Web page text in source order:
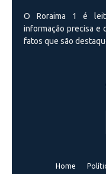
O Roraima 1 é
informação precisa e
fatos que são
Home